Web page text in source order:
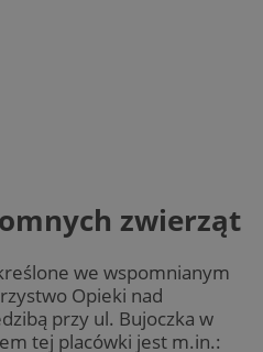
zwierząt
we wspomnianym
Opieki nad
przy ul. Bujoczka w
tej placówki jest m.in.: